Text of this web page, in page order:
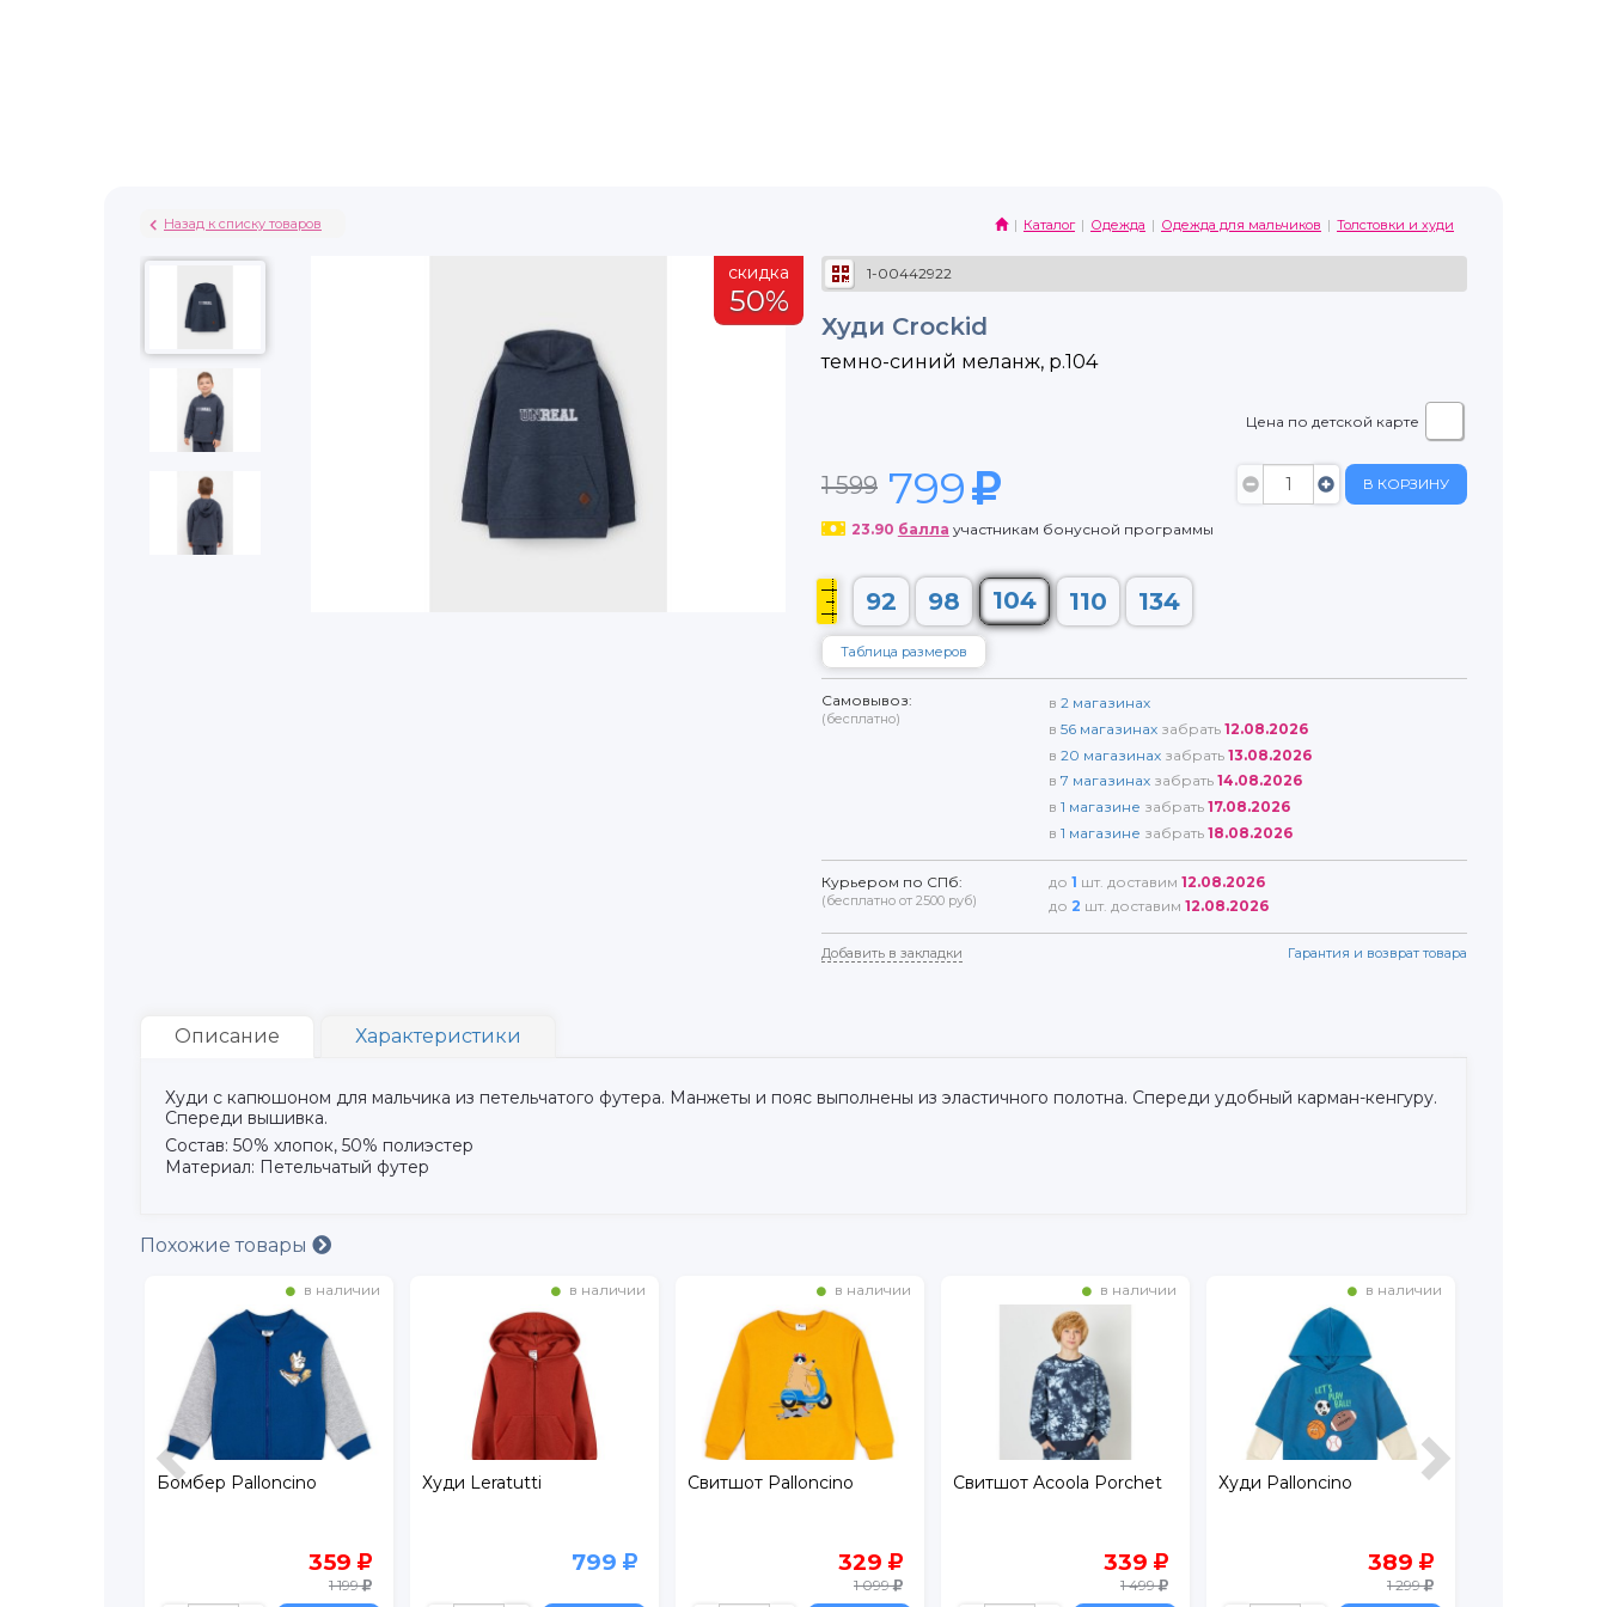
Назад к списку товаров Каталог Одежда Одежда для мальчиков Толстовки и худи
скидка
50%
1-00442922
Худи Crockid
темно-синий меланж, р.104
Цена по детской карте
1 599 799 В КОРЗИНУ
23.90 балла участникам бонусной программы
92 98 104 110 134
Таблица размеров
Самовывоз:
(бесплатно)
в 2 магазинах
в 56 магазинах забрать 12.08.2026
в 20 магазинах забрать 13.08.2026
в 7 магазинах забрать 14.08.2026
в 1 магазине забрать 17.08.2026
в 1 магазине забрать 18.08.2026
Курьером по СПб:
(бесплатно от 2500 руб)
до 1 шт. доставим 12.08.2026
до 2 шт. доставим 12.08.2026
Добавить в закладки Гарантия и возврат товара
Описание Характеристики
Худи с капюшоном для мальчика из петельчатого футера. Манжеты и пояс выполнены из эластичного полотна. Спереди удобный карман-кенгуру.
Спереди вышивка.
Состав: 50% хлопок, 50% полиэстер
Материал: Петельчатый футер
Похожие товары
в наличии
Бомбер Palloncino
359
1 199
в наличии
Худи Leratutti
799
в наличии
Свитшот Palloncino
329
1 099
в наличии
Свитшот Acoola Porchet
339
1 499
в наличии
Худи Palloncino
389
1 299